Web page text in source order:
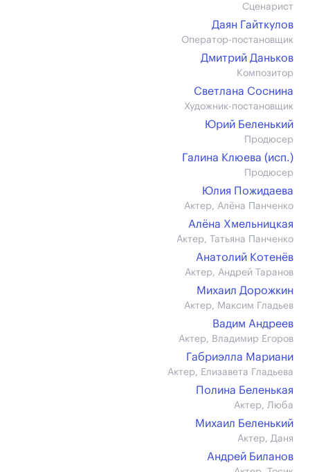
Сценарист
Даян Гайткулов
Оператор-постановщик
Дмитрий Даньков
Композитор
Светлана Соснина
Художник-постановщик
Юрий Беленький
Продюсер
Галина Клюева (иcп.)
Продюсер
Юлия Пожидаева
Актер, Алёна Панченко
Алёна Хмельницкая
Актер, Татьяна Панченко
Анатолий Котенёв
Актер, Андрей Таранов
Михаил Дорожкин
Актер, Максим Гладьев
Вадим Андреев
Актер, Владимир Егоров
Габриэлла Мариани
Актер, Елизавета Гладьева
Полина Беленькая
Актер, Люба
Михаил Беленький
Актер, Даня
Андрей Биланов